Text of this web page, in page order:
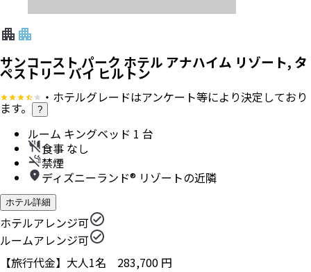
サンコースト パーク ホテル アナハイム リゾート, タ
ペストリー バイ ヒルトン
・ホテルグレードはアンケート等により決定しており
ます。 ?
ルーム キングベッド 1 台
食事 なし
禁煙
ディズニーランド® リゾートの近隣
ホテル詳細
ホテルアレンジ可
ルームアレンジ可
【旅行代金】大人1名 283,700 円